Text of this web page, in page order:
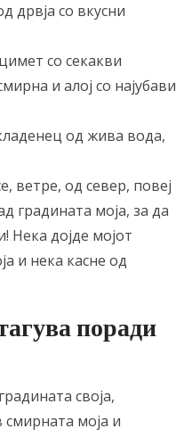
дрвја со вкусни
со секакви
и алој со најубави
од жива вода,
ветре, од север, повеј
градината моја, за да
Нека дојде мојот
и нека касне од
поради
своја,
смирната моја и